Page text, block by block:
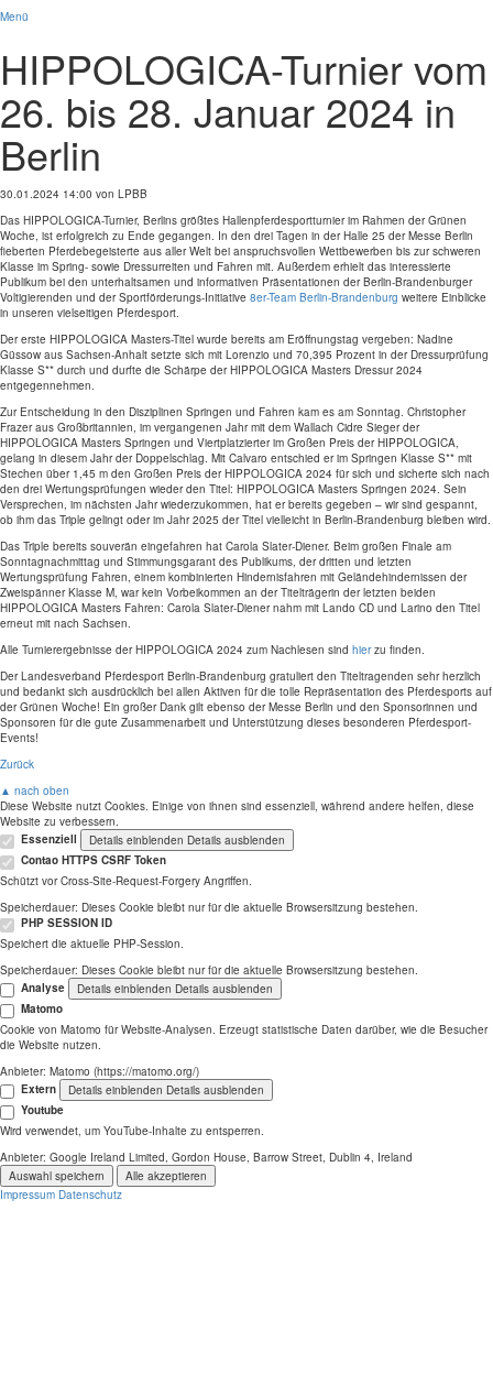
Menü
HIPPOLOGICA-Turnier vom
26. bis 28. Januar 2024 in
Berlin
30.01.2024 14:00 von LPBB
Das HIPPOLOGICA-Turnier, Berlins größtes Hallenpferdesportturnier im Rahmen der Grünen
Woche, ist erfolgreich zu Ende gegangen. In den drei Tagen in der Halle 25 der Messe Berlin
fieberten Pferdebegeisterte aus aller Welt bei anspruchsvollen Wettbewerben bis zur schweren
Klasse im Spring- sowie Dressurreiten und Fahren mit. Außerdem erhielt das interessierte
Publikum bei den unterhaltsamen und informativen Präsentationen der Berlin-Brandenburger
Voltigierenden und der Sportförderungs-Initiative 8er-Team Berlin-Brandenburg weitere Einblicke
in unseren vielseitigen Pferdesport.
Der erste HIPPOLOGICA Masters-Titel wurde bereits am Eröffnungstag vergeben: Nadine
Güssow aus Sachsen-Anhalt setzte sich mit Lorenzio und 70,395 Prozent in der Dressurprüfung
Klasse S** durch und durfte die Schärpe der HIPPOLOGICA Masters Dressur 2024
entgegennehmen.
Zur Entscheidung in den Disziplinen Springen und Fahren kam es am Sonntag. Christopher
Frazer aus Großbritannien, im vergangenen Jahr mit dem Wallach Cidre Sieger der
HIPPOLOGICA Masters Springen und Viertplatzierter im Großen Preis der HIPPOLOGICA,
gelang in diesem Jahr der Doppelschlag. Mit Calvaro entschied er im Springen Klasse S** mit
Stechen über 1,45 m den Großen Preis der HIPPOLOGICA 2024 für sich und sicherte sich nach
den drei Wertungsprüfungen wieder den Titel: HIPPOLOGICA Masters Springen 2024. Sein
Versprechen, im nächsten Jahr wiederzukommen, hat er bereits gegeben – wir sind gespannt,
ob ihm das Triple gelingt oder im Jahr 2025 der Titel vielleicht in Berlin-Brandenburg bleiben wird.
Das Triple bereits souverän eingefahren hat Carola Slater-Diener. Beim großen Finale am
Sonntagnachmittag und Stimmungsgarant des Publikums, der dritten und letzten
Wertungsprüfung Fahren, einem kombinierten Hindernisfahren mit Geländehindernissen der
Zweispänner Klasse M, war kein Vorbeikommen an der Titelträgerin der letzten beiden
HIPPOLOGICA Masters Fahren: Carola Slater-Diener nahm mit Lando CD und Larino den Titel
erneut mit nach Sachsen.
Alle Turnierergebnisse der HIPPOLOGICA 2024 zum Nachlesen sind hierzu finden.
Der Landesverband Pferdesport Berlin-Brandenburg gratuliert den Titeltragenden sehr herzlich
und bedankt sich ausdrücklich bei allen Aktiven für die tolle Repräsentation des Pferdesports auf
der Grünen Woche! Ein großer Dank gilt ebenso der Messe Berlin und den Sponsorinnen und
Sponsoren für die gute Zusammenarbeit und Unterstützung dieses besonderen Pferdesport-
Events!
Zurück
▲ nach oben
Diese Website nutzt Cookies. Einige von ihnen sind essenziell, während andere helfen, diese
Website zu verbessern.
Essenziell
Details einblenden Details ausblenden
Contao HTTPS CSRF Token
Schützt vor Cross-Site-Request-Forgery Angriffen.
Speicherdauer: Dieses Cookie bleibt nur für die aktuelle Browsersitzung bestehen.
PHP SESSION ID
Speichert die aktuelle PHP-Session.
Speicherdauer: Dieses Cookie bleibt nur für die aktuelle Browsersitzung bestehen.
Analyse
Details einblenden Details ausblenden
Matomo
Cookie von Matomo für Website-Analysen. Erzeugt statistische Daten darüber, wie die Besucher
die Website nutzen.
Anbieter: Matomo (https://matomo.org/)
Extern
Details einblenden Details ausblenden
Youtube
Wird verwendet, um YouTube-Inhalte zu entsperren.
Anbieter: Google Ireland Limited, Gordon House, Barrow Street, Dublin 4, Ireland
Auswahl speichern
Alle akzeptieren
Impressum Datenschutz